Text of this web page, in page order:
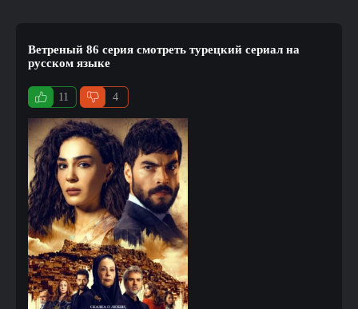
Ветреный 86 серия смотреть турецкий сериал на
русском языке
11 4